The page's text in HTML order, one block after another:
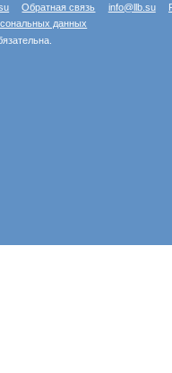
Обратная связь info@llb.su
данных